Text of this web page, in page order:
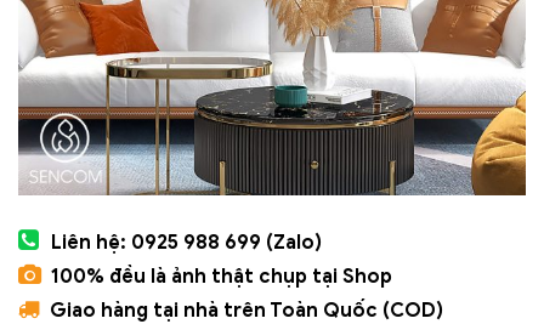
Liên hệ: 0925 988 699 (Zalo)
100% đều là ảnh thật chụp tại Shop
Giao hàng tại nhà trên Toàn Quốc (COD)